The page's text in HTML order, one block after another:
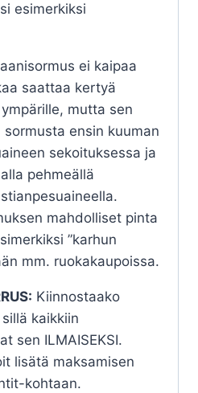
esimerkiksi
ei kaipaa
saattaa kertyä
mutta sen
ensin kuuman
sekoituksessa ja
pehmeällä
mahdolliset pinta
”karhun
mm. ruokakaupoissa.
Kiinnostaako
kaikkiin
sen ILMAISEKSI.
lisätä maksamisen
kohtaan.